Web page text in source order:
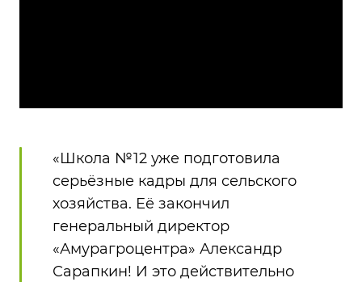
«Школа №12 уже подготовила
серьёзные кадры для сельского
хозяйства. Её закончил
генеральный директор
«Амурагроцентра» Александр
Сарапкин! И это действительно